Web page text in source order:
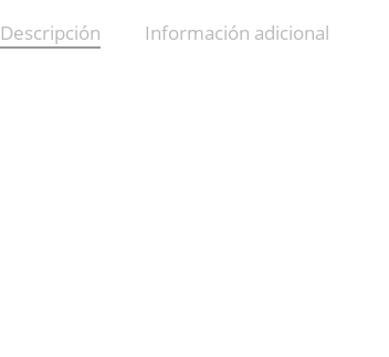
Descripción Información adicional